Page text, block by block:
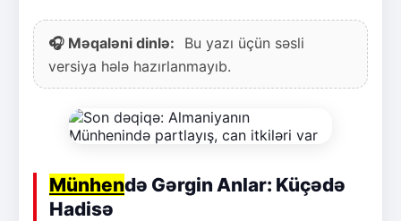
🎧 Məqaləni dinlə:
Bu yazı üçün səsli
versiya hələ hazırlanmayıb.
Münhendə Gərgin Anlar: Küçədə
Hadisə